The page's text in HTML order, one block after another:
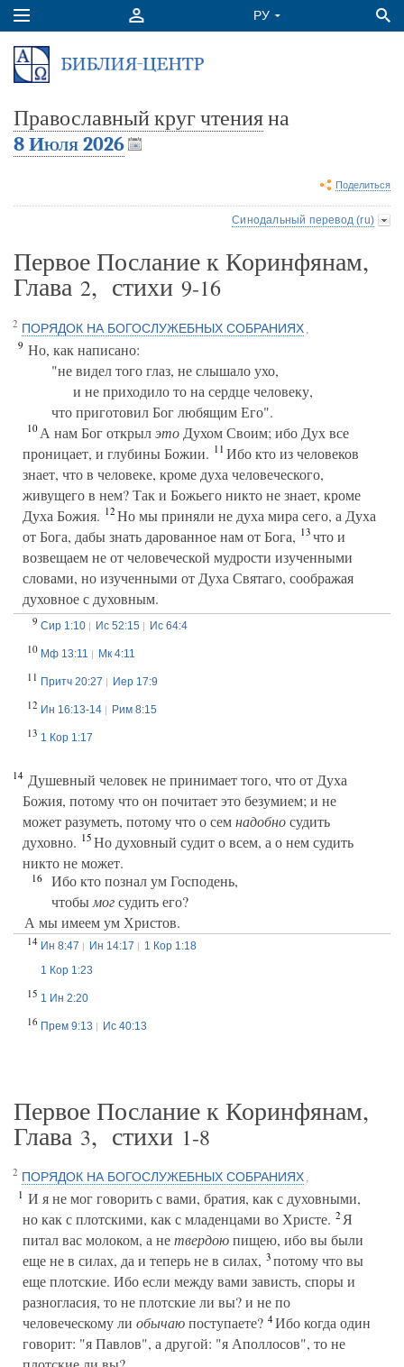
Православный круг чтенияна
8 Июля 2026
Поделиться
Синодальный перевод (ru)
Первое Послание к Коринфянам,
Глава 2, стихи 9-16
2 ПОРЯДОК НА БОГОСЛУЖЕБНЫХ СОБРАНИЯХ
9 Но, как написано:
"не видел того глаз, не слышало ухо,
и не приходило то на сердце человеку,
что приготовил Бог любящим Его".
10А нам Бог открылэто Духом Своим; ибо Дух все
проницает, и глубины Божии. 11Ибо кто из человеков
знает, что в человеке, кроме духа человеческого,
живущего в нем? Так и Божьего никто не знает, кроме
Духа Божия. 12Но мы приняли не духа мира сего, а Духа
от Бога, дабы знать дарованное нам от Бога, 13что и
возвещаем не от человеческой мудрости изученными
словами, но изученными от Духа Святаго, соображая
духовное с духовным.
9 Сир 1:10 Ис 52:15 Ис 64:4
10 Мф 13:11 Мк 4:11
11 Притч 20:27 Иер 17:9
12 Ин 16:13-14 Рим 8:15
13 1 Кор 1:17
14 Душевный человек не принимает того, что от Духа
Божия, потому что он почитает это безумием; и не
может разуметь, потому что о семнадобносудить
духовно. 15Но духовный судит о всем, а о нем судить
никто не может.
16
Ибо кто познал ум Господень,
чтобы могсудить его?
А мы имеем ум Христов.
14 Ин 8:47 Ин 14:17
1 Кор 1:18
1 Кор 1:23
15 1 Ин 2:20
16 Прем 9:13 Ис 40:13
Первое Послание к Коринфянам,
Глава 3, стихи 1-8
2 ПОРЯДОК НА БОГОСЛУЖЕБНЫХ СОБРАНИЯХ ,
1 И я не мог говорить с вами, братия, как с духовными,
но как с плотскими, как с младенцами во Христе. 2Я
питал вас молоком, а нетвердоюпищею, ибо вы были
еще не в силах, да и теперь не в силах, 3потому что вы
еще плотские. Ибо если между вами зависть, споры и
разногласия, то не плотские ли вы? и не по
человеческому ли обычаюпоступаете? 4Ибо когда один
говорит: "я Павлов", а другой: "я Аполлосов", то не